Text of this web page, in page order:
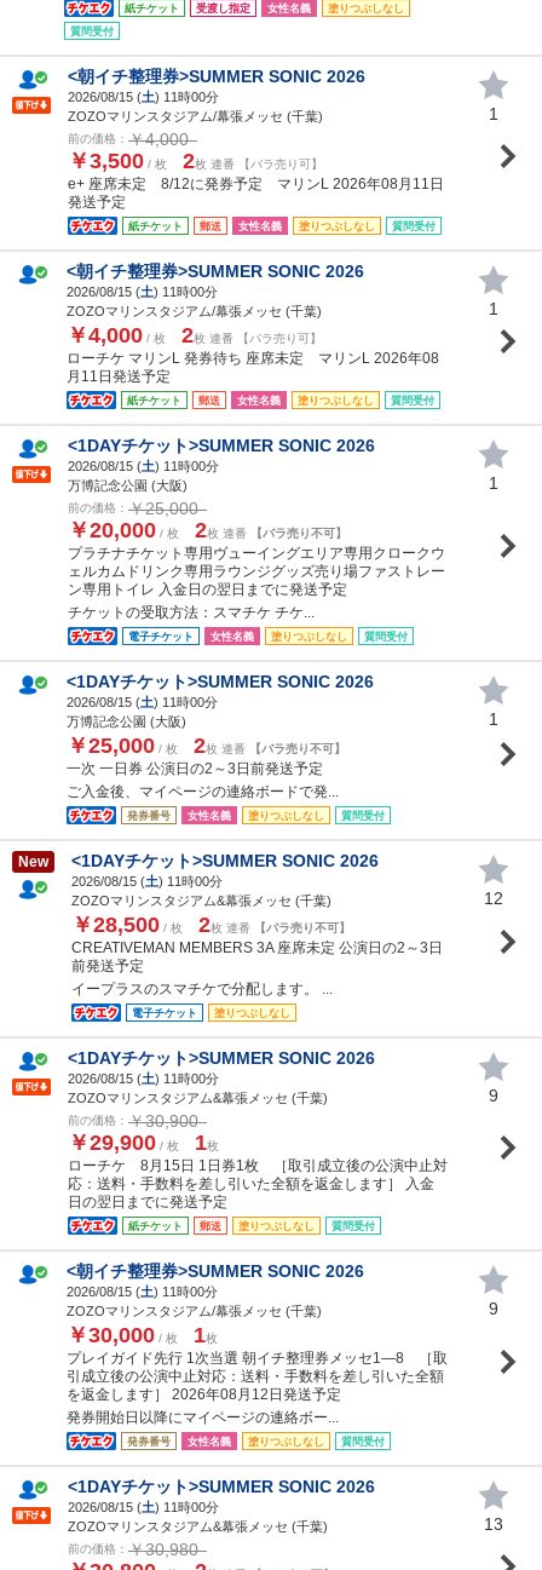
紙チケット 受渡し指定 女性名義
塗りつぶしなし
質問受付
<朝イチ整理券>SUMMER SONIC 2026
2026/08/15 (土) 11時00分
ZOZOマリンスタジアム/幕張メッセ (千葉)
前の価格： ￥4,000
￥3,500 / 枚 2枚 連番 【バラ売り可】
e+ 座席未定 8/12に発券予定 マリンL 2026年08月11日
発送予定
紙チケット 郵送 女性名義 塗りつぶしなし 質問受付
1
<朝イチ整理券>SUMMER SONIC 2026
2026/08/15 (土) 11時00分
ZOZOマリンスタジアム/幕張メッセ (千葉)
￥4,000 / 枚 2枚 連番 【バラ売り可】
ローチケ マリンL 発券待ち 座席未定 マリンL 2026年08
月11日発送予定
紙チケット 郵送 女性名義 塗りつぶしなし 質問受付
1
<1DAYチケット>SUMMER SONIC 2026
2026/08/15 (土) 11時00分
万博記念公園 (大阪)
前の価格： ￥25,000
￥20,000 / 枚 2枚 連番 【バラ売り不可】
プラチナチケット専用ヴューイングエリア専用クロークウ
ェルカムドリンク専用ラウンジグッズ売り場ファストレー
ン専用トイレ 入金日の翌日までに発送予定
チケットの受取方法：スマチケ チケ...
電子チケット 女性名義 塗りつぶしなし 質問受付
1
<1DAYチケット>SUMMER SONIC 2026
2026/08/15 (土) 11時00分
万博記念公園 (大阪)
￥25,000 / 枚 2枚 連番 【バラ売り不可】
一次 一日券 公演日の2～3日前発送予定
ご入金後、マイページの連絡ボードで発...
発券番号 女性名義 塗りつぶしなし 質問受付
1
New <1DAYチケット>SUMMER SONIC 2026
2026/08/15 (土) 11時00分
ZOZOマリンスタジアム&幕張メッセ (千葉)
￥28,500 / 枚 2枚 連番 【バラ売り不可】
CREATIVEMAN MEMBERS 3A 座席未定 公演日の2～3日
前発送予定
イープラスのスマチケで分配します。 ...
電子チケット 塗りつぶしなし
12
<1DAYチケット>SUMMER SONIC 2026
2026/08/15 (土) 11時00分
ZOZOマリンスタジアム&幕張メッセ (千葉)
前の価格： ￥30,900
￥29,900 / 枚 1枚
ローチケ 8月15日 1日券1枚 ［取引成立後の公演中止対
応：送料・手数料を差し引いた全額を返金します］ 入金
日の翌日までに発送予定
紙チケット 郵送 塗りつぶしなし 質問受付
9
<朝イチ整理券>SUMMER SONIC 2026
2026/08/15 (土) 11時00分
ZOZOマリンスタジアム/幕張メッセ (千葉)
￥30,000 / 枚 1枚
プレイガイド先行 1次当選 朝イチ整理券メッセ1―8 ［取
引成立後の公演中止対応：送料・手数料を差し引いた全額
を返金します］ 2026年08月12日発送予定
発券開始日以降にマイページの連絡ボー...
発券番号 女性名義 塗りつぶしなし 質問受付
9
<1DAYチケット>SUMMER SONIC 2026
2026/08/15 (土) 11時00分
ZOZOマリンスタジアム&幕張メッセ (千葉)
前の価格： ￥30,980
13